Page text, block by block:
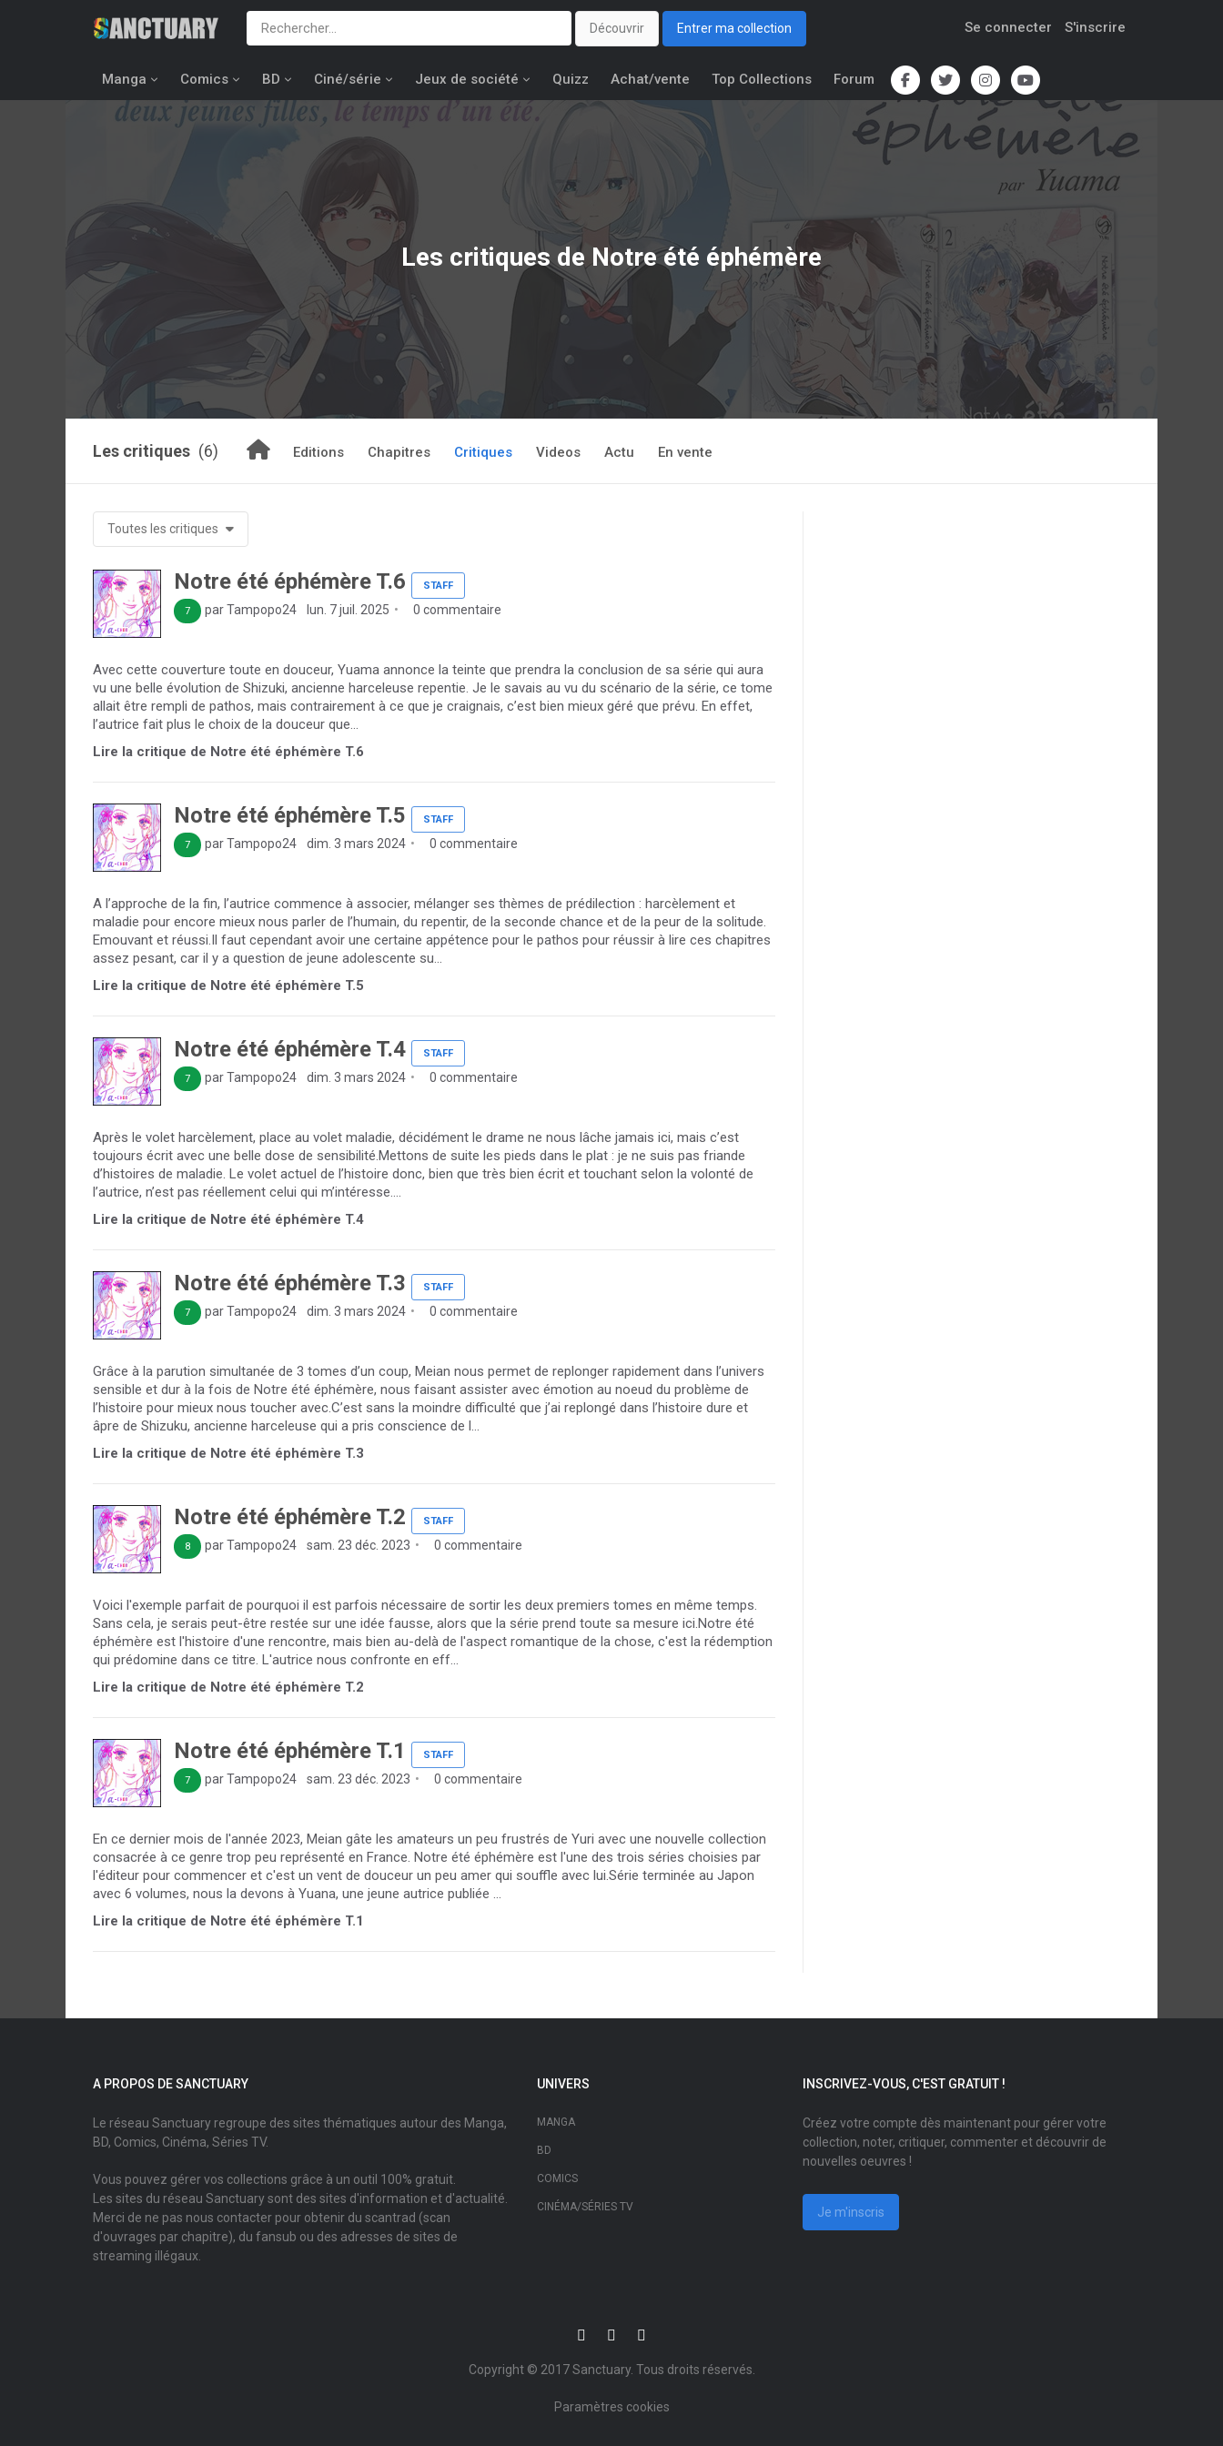
Découvrir Entrer ma collection Se connecter S'inscrire
Manga Comics BD Ciné/série Jeux de société Quizz Achat/vente Top Collections Forum
Les critiques de Notre été éphémère
Les critiques (6) Editions Chapitres Critiques Videos Actu En vente
Toutes les critiques
Notre été éphémère T.6 STAFF
7 par Tampopo24 lun. 7 juil. 2025 0 commentaire
Avec cette couverture toute en douceur, Yuama annonce la teinte que prendra la conclusion de sa série qui aura
vu une belle évolution de Shizuki, ancienne harceleuse repentie. Je le savais au vu du scénario de la série, ce tome
allait être rempli de pathos, mais contrairement à ce que je craignais, c’est bien mieux géré que prévu. En effet,
l’autrice fait plus le choix de la douceur que...
Lire la critique de Notre été éphémère T.6
Notre été éphémère T.5 STAFF
7 par Tampopo24 dim. 3 mars 2024 0 commentaire
A l’approche de la fin, l’autrice commence à associer, mélanger ses thèmes de prédilection : harcèlement et
maladie pour encore mieux nous parler de l’humain, du repentir, de la seconde chance et de la peur de la solitude.
Emouvant et réussi.Il faut cependant avoir une certaine appétence pour le pathos pour réussir à lire ces chapitres
assez pesant, car il y a question de jeune adolescente su...
Lire la critique de Notre été éphémère T.5
Notre été éphémère T.4 STAFF
7 par Tampopo24 dim. 3 mars 2024 0 commentaire
Après le volet harcèlement, place au volet maladie, décidément le drame ne nous lâche jamais ici, mais c’est
toujours écrit avec une belle dose de sensibilité.Mettons de suite les pieds dans le plat : je ne suis pas friande
d’histoires de maladie. Le volet actuel de l’histoire donc, bien que très bien écrit et touchant selon la volonté de
l’autrice, n’est pas réellement celui qui m’intéresse....
Lire la critique de Notre été éphémère T.4
Notre été éphémère T.3 STAFF
7 par Tampopo24 dim. 3 mars 2024 0 commentaire
Grâce à la parution simultanée de 3 tomes d’un coup, Meian nous permet de replonger rapidement dans l’univers
sensible et dur à la fois de Notre été éphémère, nous faisant assister avec émotion au noeud du problème de
l’histoire pour mieux nous toucher avec.C’est sans la moindre difficulté que j’ai replongé dans l’histoire dure et
âpre de Shizuku, ancienne harceleuse qui a pris conscience de l...
Lire la critique de Notre été éphémère T.3
Notre été éphémère T.2 STAFF
8 par Tampopo24 sam. 23 déc. 2023 0 commentaire
Voici l'exemple parfait de pourquoi il est parfois nécessaire de sortir les deux premiers tomes en même temps.
Sans cela, je serais peut-être restée sur une idée fausse, alors que la série prend toute sa mesure ici.Notre été
éphémère est l'histoire d'une rencontre, mais bien au-delà de l'aspect romantique de la chose, c'est la rédemption
qui prédomine dans ce titre. L'autrice nous confronte en eff...
Lire la critique de Notre été éphémère T.2
Notre été éphémère T.1 STAFF
7 par Tampopo24 sam. 23 déc. 2023 0 commentaire
En ce dernier mois de l'année 2023, Meian gâte les amateurs un peu frustrés de Yuri avec une nouvelle collection
consacrée à ce genre trop peu représenté en France. Notre été éphémère est l'une des trois séries choisies par
l'éditeur pour commencer et c'est un vent de douceur un peu amer qui souffle avec lui.Série terminée au Japon
avec 6 volumes, nous la devons à Yuana, une jeune autrice publiée ...
Lire la critique de Notre été éphémère T.1
A PROPOS DE SANCTUARY
Le réseau Sanctuary regroupe des sites thématiques autour des Manga,
BD, Comics, Cinéma, Séries TV.
Vous pouvez gérer vos collections grâce à un outil 100% gratuit.
Les sites du réseau Sanctuary sont des sites d'information et d'actualité.
Merci de ne pas nous contacter pour obtenir du scantrad (scan
d'ouvrages par chapitre), du fansub ou des adresses de sites de
streaming illégaux.
UNIVERS
MANGA
BD
COMICS
CINÉMA/SÉRIES TV
INSCRIVEZ-VOUS, C'EST GRATUIT !
Créez votre compte dès maintenant pour gérer votre
collection, noter, critiquer, commenter et découvrir de
nouvelles oeuvres !
Je m'inscris
Copyright © 2017Sanctuary. Tous droits réservés.
Paramètres cookies